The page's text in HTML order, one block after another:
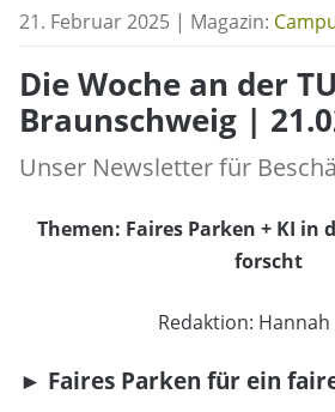
21. Februar 2025 | Magazin:
Die Woche an der TU
Braunschweig |
Unser Newsletter für
Themen: Faires Parken + KI in
forscht
Redaktion:
► Faires Parken für ein